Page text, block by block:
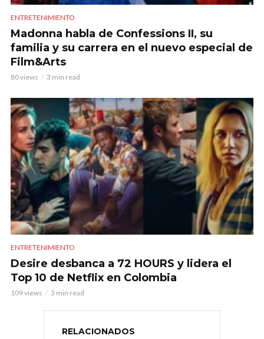
ENTRETENIMIENTO
Madonna habla de Confessions II, su
familia y su carrera en el nuevo especial de
Film&Arts
80 views 3 min read
ENTRETENIMIENTO
Desire desbanca a 72 HOURS y lidera el
Top 10 de Netflix en Colombia
109 views 3 min read
RELACIONADOS